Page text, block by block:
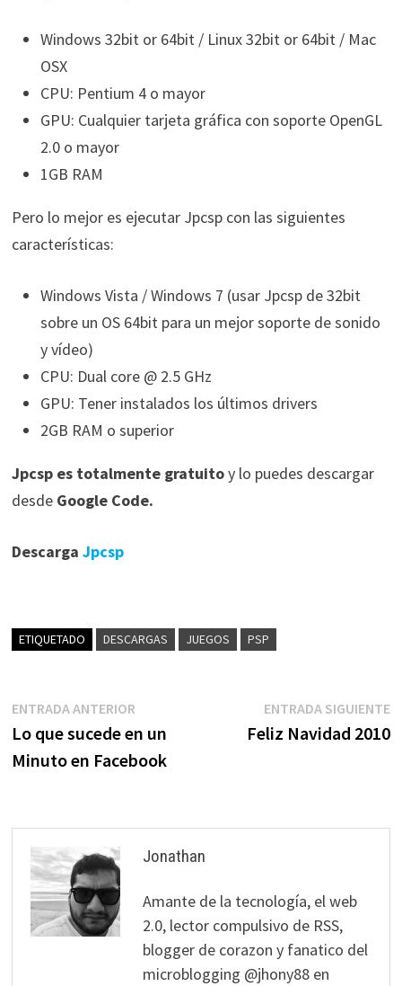
Windows 32bit or 64bit / Linux 32bit or 64bit / Mac
OSX
CPU: Pentium 4 o mayor
GPU: Cualquier tarjeta gráfica con soporte OpenGL
2.0 o mayor
1GB RAM
Pero lo mejor es ejecutar Jpcsp con las siguientes
características:
Windows Vista / Windows 7 (usar Jpcsp de 32bit
sobre un OS 64bit para un mejor soporte de sonido
y vídeo)
CPU: Dual core @ 2.5 GHz
GPU: Tener instalados los últimos drivers
2GB RAM o superior
Jpcsp es totalmente gratuitoy lo puedes descargar
desde Google Code.
Descarga Jpcsp
ETIQUETADO DESCARGAS JUEGOS PSP
Navegación
de
ENTRADA ANTERIOREntrada
anterior:
Lo que sucede en un
Minuto en Facebook
ENTRADA SIGUIENTE
Feliz Navidad 2010
Jonathan
Amante de la tecnología, el web
2.0, lector compulsivo de RSS,
blogger de corazon y fanatico del
microblogging @jhony88 en